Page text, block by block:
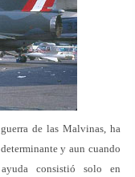
de las Malvinas, ha
y aun cuando
consistió solo en